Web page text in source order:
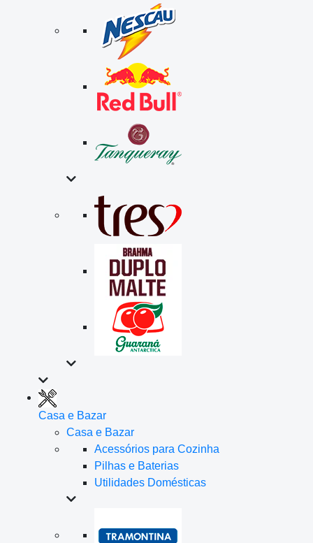
Casa e Bazar
Casa e Bazar
Acessórios para Cozinha
Pilhas e Baterias
Utilidades Domésticas